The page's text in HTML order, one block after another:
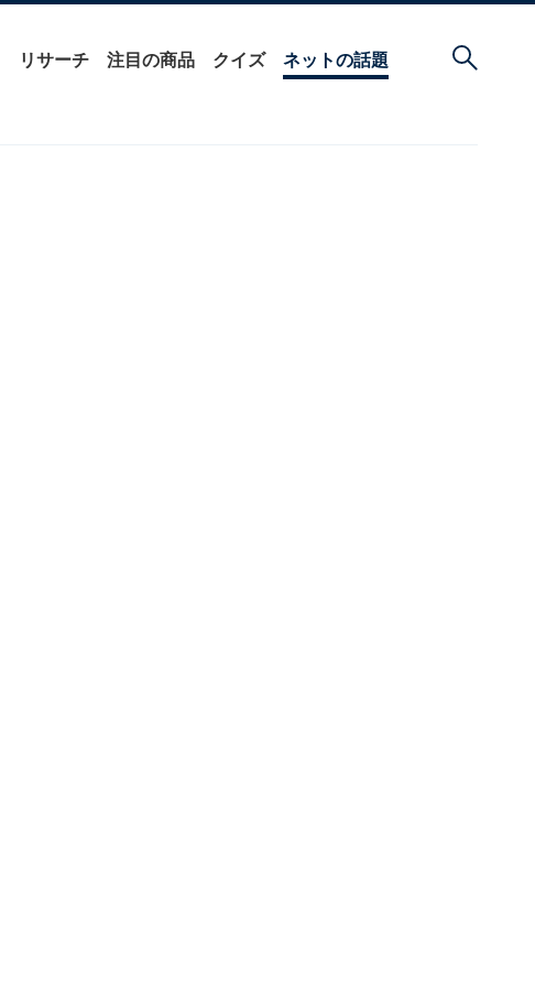
リサーチ 注目の商品 クイズ ネットの話題